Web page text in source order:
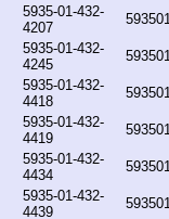
5935-01-432-
4207
5935-01-432-
4245
5935-01-432-
4418
5935-01-432-
4419
5935-01-432-
4434
5935-01-432-
4439